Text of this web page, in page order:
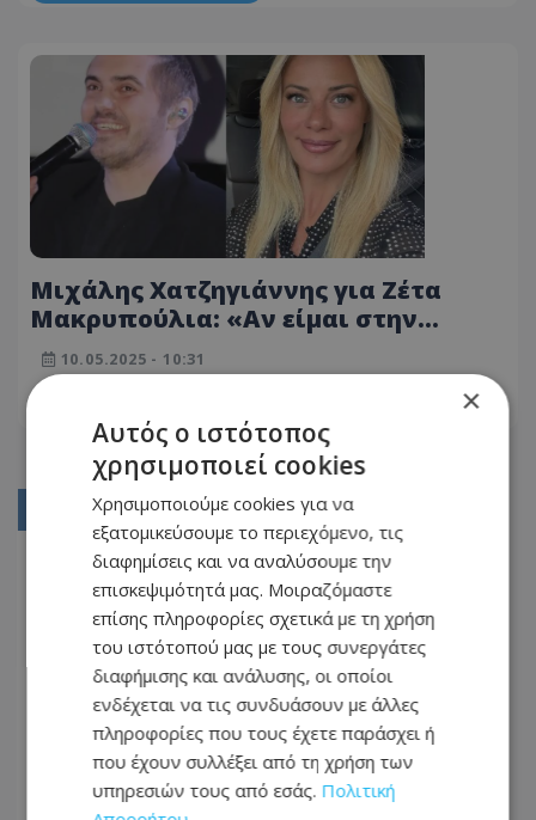
Μιχάλης Χατζηγιάννης για Ζέτα
Μακρυπούλια: «Αν είμαι στην
Κύπρο όσο θα βρίσκεται και εκείνη,
θα πάω να τη δω»
10.05.2025 - 10:31
01
03
04
05
12
13
×
Αυτός ο ιστότοπος
χρησιμοποιεί cookies
Χρησιμοποιούμε cookies για να
εξατομικεύσουμε το περιεχόμενο, τις
διαφημίσεις και να αναλύσουμε την
επισκεψιμότητά μας. Μοιραζόμαστε
επίσης πληροφορίες σχετικά με τη χρήση
του ιστότοπού μας με τους συνεργάτες
διαφήμισης και ανάλυσης, οι οποίοι
ενδέχεται να τις συνδυάσουν με άλλες
πληροφορίες που τους έχετε παράσχει ή
που έχουν συλλέξει από τη χρήση των
υπηρεσιών τους από εσάς. Πολιτική